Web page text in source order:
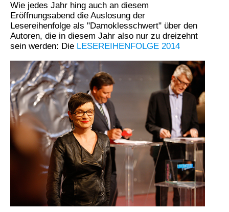
Wie jedes Jahr hing auch an diesem
Eröffnungsabend die Auslosung der
Lesereihenfolge als "Damoklesschwert" über den
Autoren, die in diesem Jahr also nur zu dreizehnt
sein werden: Die LESEREIHENFOLGE 2014